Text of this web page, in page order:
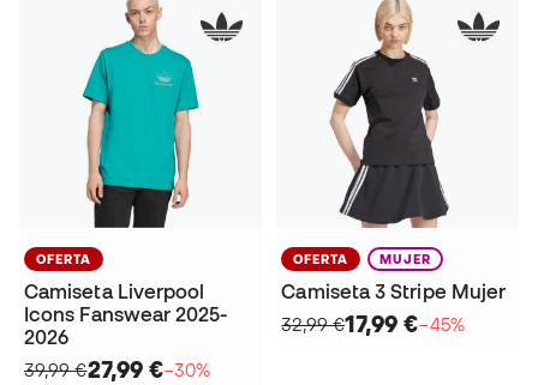
OFERTA
Camiseta Liverpool
Icons Fanswear 2025-
2026
39,99 €27,99 €−30%
OFERTA MUJER
Camiseta 3 Stripe Mujer
32,99 €17,99 €−45%